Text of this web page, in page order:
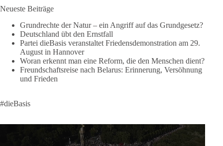
Neue Milliardenhilfen für die Ukraine, neue Verpflichtungen
für Europa, gigantische Rüstungsdeals, Ausbau der
Verteidigungsindustrie, Modernisierung der Streitkräfte, ein
klares Bekenntnis zur militärischen Abschreckung und dazu
die Forderung, der Iran dürfe keine Kernwaffe besitzen.
Und wo war der Austausch über eine friedensorientierte
🟩🟩🟦🟦🟥🟥🟧🟧
dieBasis fordert als einzige Partei in Deutschland den Austritt
aus der NATO. Ein Gipfel, der mehr nach Rüstungsdeal als
Neueste Beiträge
Grundrechte der Natur – ein Angriff auf das Grundgesetz?
Deutschland übt den Ernstfall
Partei dieBasis veranstaltet Friedensdemonstration am 29.
August in Hannover
Woran erkennt man eine Reform, die den Menschen dient?
Freundschaftsreise nach Belarus: Erinnerung, Versöhnung
und Frieden
#dieBasis